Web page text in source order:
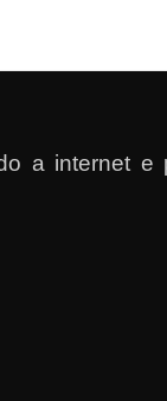
a internet e